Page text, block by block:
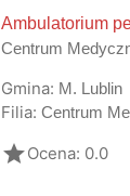
Ambulatorium
Centrum
Gmina: M. Lublin
Filia: Centrum
gradeOcena: 0.0